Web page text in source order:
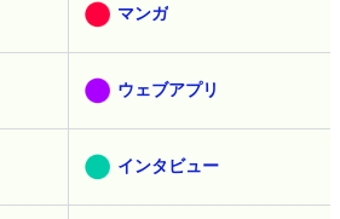
マンガ
ウェブアプリ
インタビュー